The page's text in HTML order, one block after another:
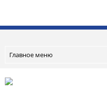
Главное меню